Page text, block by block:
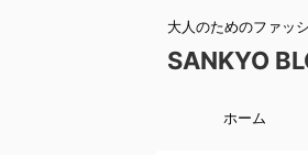
大人のためのファッ
SANKYO
ホーム